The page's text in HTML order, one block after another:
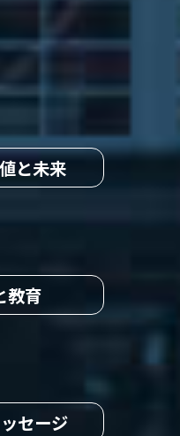
と未来
教育
セージ